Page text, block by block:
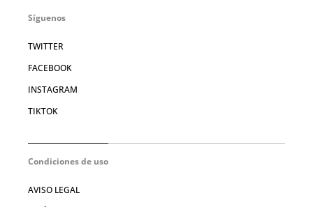
Síguenos
TWITTER
FACEBOOK
INSTAGRAM
TIKTOK
Condiciones de uso
AVISO LEGAL